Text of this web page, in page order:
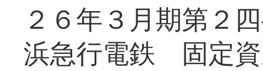
２６年３月期第２
浜急行電鉄 固定